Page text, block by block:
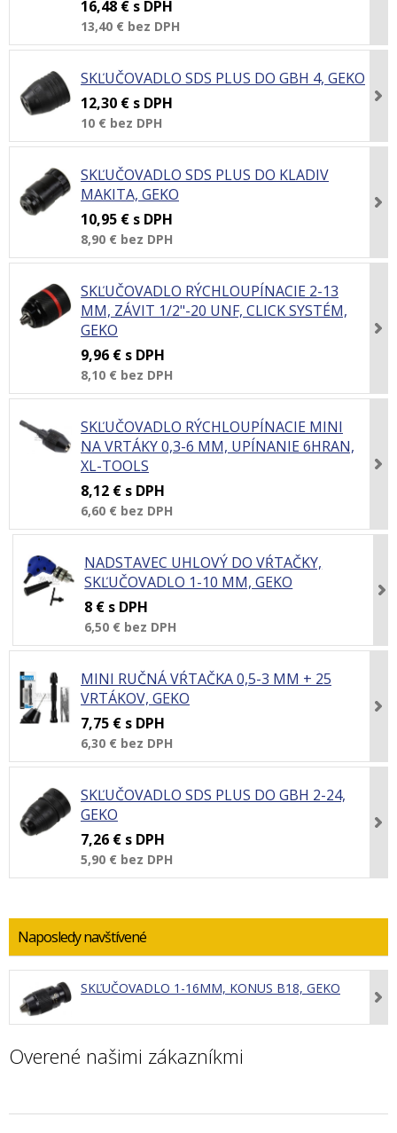
16,48 € s DPH
13,40 € bez DPH
SKĽUČOVADLO SDS PLUS DO GBH 4, GEKO
12,30 € s DPH
10 € bez DPH
SKĽUČOVADLO SDS PLUS DO KLADIV
MAKITA, GEKO
10,95 € s DPH
8,90 € bez DPH
SKĽUČOVADLO RÝCHLOUPÍNACIE 2-13
MM, ZÁVIT 1/2"-20 UNF, CLICK SYSTÉM,
GEKO
9,96 € s DPH
8,10 € bez DPH
SKĽUČOVADLO RÝCHLOUPÍNACIE MINI
NA VRTÁKY 0,3-6 MM, UPÍNANIE 6HRAN,
XL-TOOLS
8,12 € s DPH
6,60 € bez DPH
NADSTAVEC UHLOVÝ DO VŔTAČKY,
SKĽUČOVADLO 1-10 MM, GEKO
8 € s DPH
6,50 € bez DPH
MINI RUČNÁ VŔTAČKA 0,5-3 MM + 25
VRTÁKOV, GEKO
7,75 € s DPH
6,30 € bez DPH
SKĽUČOVADLO SDS PLUS DO GBH 2-24,
GEKO
7,26 € s DPH
5,90 € bez DPH
Naposledy navštívené
SKĽUČOVADLO 1-16MM, KONUS B18, GEKO
Overené našimi zákazníkmi